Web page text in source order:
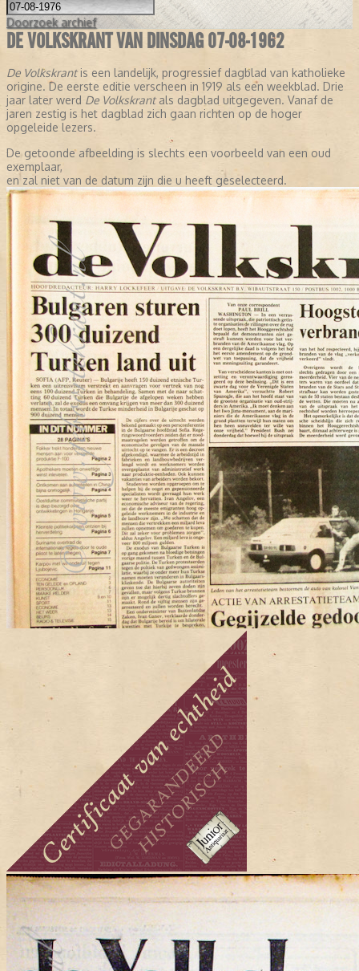
Doorzoek archief
DE VOLKSKRANT VAN DINSDAG 07-08-1962
De Volkskrantis een landelijk, progressief dagblad van katholieke
origine. De eerste editie verscheen in 1919 als een weekblad. Drie
jaar later werd De Volkskrantals dagblad uitgegeven. Vanaf de
jaren zestig is het dagblad zich gaan richten op de hoger
opgeleide lezers.
De getoonde afbeelding is slechts een voorbeeld van een oud
exemplaar,
en zal niet van de datum zijn die u heeft geselecteerd.